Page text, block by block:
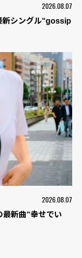
2026.08.07
新シングル“gossip
2026.08.07
新曲“幸せでい